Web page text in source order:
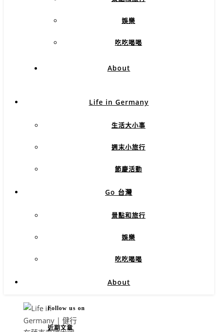
娛樂
吃吃喝喝
About
Life in Germany
生活大小事
週末小旅行
節慶活動
Go 台灣
景點和旅行
娛樂
吃吃喝喝
About
Follow us on
近期文章